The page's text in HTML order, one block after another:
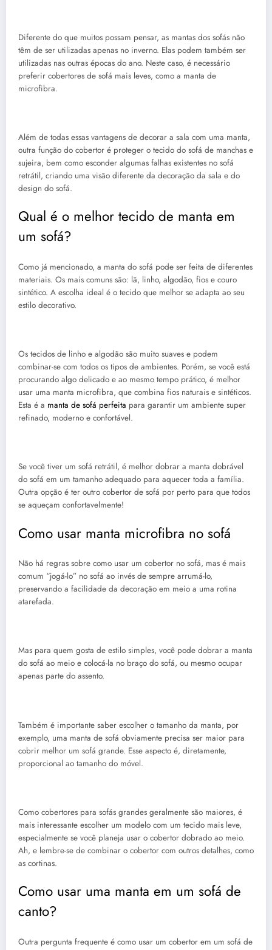
Diferente do que muitos possam pensar, as mantas dos sofás não
têm de ser utilizadas apenas no inverno. Elas podem também ser
utilizadas nas outras épocas do ano. Neste caso, é necessário
preferir cobertores de sofá mais leves, como a manta de
microfibra.
Além de todas essas vantagens de decorar a sala com uma manta,
outra função do cobertor é proteger o tecido do sofá de manchas e
sujeira, bem como esconder algumas falhas existentes no sofá
retrátil, criando uma visão diferente da decoração da sala e do
design do sofá.
Qual é o melhor tecido de manta em
um sofá?
Como já mencionado, a manta do sofá pode ser feita de diferentes
materiais. Os mais comuns são: lã, linho, algodão, fios e couro
sintético. A escolha ideal é o tecido que melhor se adapta ao seu
estilo decorativo.
Os tecidos de linho e algodão são muito suaves e podem
combinar-se com todos os tipos de ambientes. Porém, se você está
procurando algo delicado e ao mesmo tempo prático, é melhor
usar uma manta microfibra, que combina fios naturais e sintéticos.
Esta é a manta de sofá perfeita para garantir um ambiente super
refinado, moderno e confortável.
Se você tiver um sofá retrátil, é melhor dobrar a manta dobrável
do sofá em um tamanho adequado para aquecer toda a família.
Outra opção é ter outro cobertor de sofá por perto para que todos
se aqueçam confortavelmente!
Como usar manta microfibra no sofá
Não há regras sobre como usar um cobertor no sofá, mas é mais
comum “jogá-lo” no sofá ao invés de sempre arrumá-lo,
preservando a facilidade da decoração em meio a uma rotina
atarefada.
Mas para quem gosta de estilo simples, você pode dobrar a manta
do sofá ao meio e colocá-la no braço do sofá, ou mesmo ocupar
apenas parte do assento.
Também é importante saber escolher o tamanho da manta, por
exemplo, uma manta de sofá obviamente precisa ser maior para
cobrir melhor um sofá grande. Esse aspecto é, diretamente,
proporcional ao tamanho do móvel.
Como cobertores para sofás grandes geralmente são maiores, é
mais interessante escolher um modelo com um tecido mais leve,
especialmente se você planeja usar o cobertor dobrado ao meio.
Ah, e lembre-se de combinar o cobertor com outros detalhes, como
as cortinas.
Como usar uma manta em um sofá de
canto?
Outra pergunta frequente é como usar um cobertor em um sofá de